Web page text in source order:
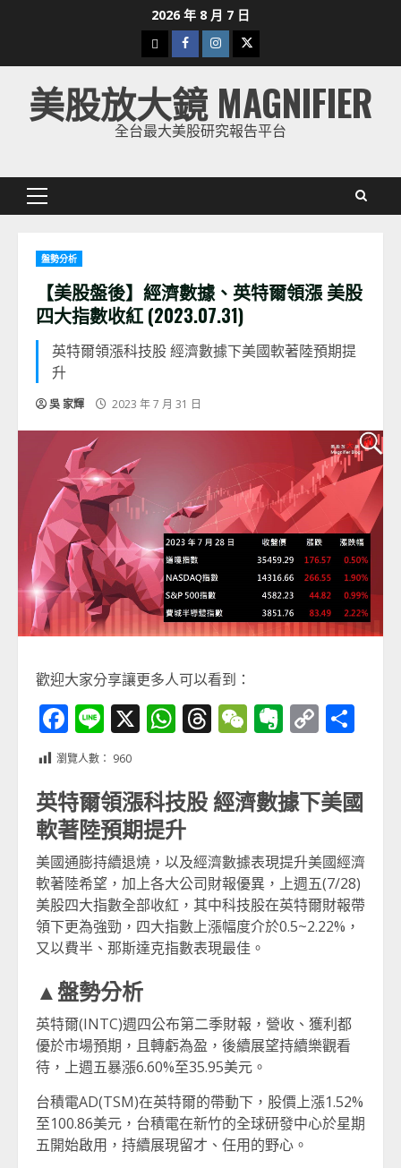
2026 年 8 月 7 日
下
載
美
股
Facebook
Instagram
Twitter
美股放大鏡 MAGNIFIER
全台最大美股研究報告平台
Primary
盤勢分析
【美股盤後】經濟數據、英特爾領漲 美股
四大指數收紅 (2023.07.31)
英特爾領漲科技股 經濟數據下美國軟著陸預期提
升
吳 家輝 2023 年 7 月 31 日
歡迎大家分享讓更多人可以看到：
Facebook
Line
X WhatsApp
Threads
WeChat
Evernote
Copy
瀏覽人數： 960
英特爾領漲科技股 經濟數據下美國
軟著陸預期提升
美國通膨持續退燒，以及經濟數據表現提升美國經濟
軟著陸希望，加上各大公司財報優異，上週五(7/28)
美股四大指數全部收紅，其中科技股在英特爾財報帶
領下更為強勁，四大指數上漲幅度介於0.5~2.22%，
又以費半、那斯達克指數表現最佳。
▲盤勢分析
英特爾(INTC)週四公布第二季財報，營收、獲利都
優於市場預期，且轉虧為盈，後續展望持續樂觀看
待，上週五暴漲6.60%至35.95美元。
台積電AD(TSM)在英特爾的帶動下，股價上漲1.52%
至100.86美元，台積電在新竹的全球研發中心於星期
五開始啟用，持續展現留才、任用的野心。